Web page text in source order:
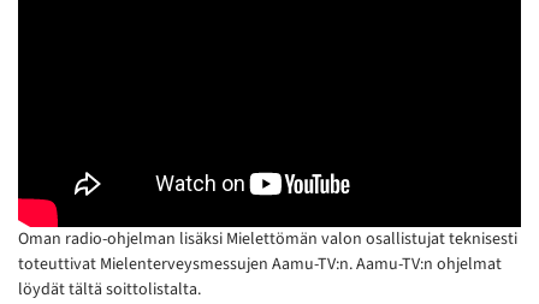
Oman radio-ohjelman lisäksi Mielettömän valon osallistujat teknisesti
toteuttivat Mielenterveysmessujen Aamu-TV:n. Aamu-TV:n ohjelmat
löydät tältä soittolistalta.